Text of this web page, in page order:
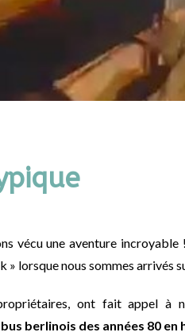
vécu une aventure
» lorsque nous sommes arrivés
ont fait appel à
berlinois des années 80